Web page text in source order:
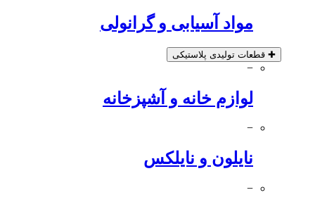
مواد آسیابی و گرانولی
✚ قطعات تولیدی پلاستیکی
−
لوازم خانه و آشپزخانه
−
نایلون و نایلکس
−